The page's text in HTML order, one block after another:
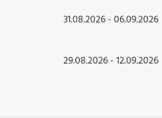
31.08.2026 - 06.09.2026
29.08.2026 - 12.09.2026